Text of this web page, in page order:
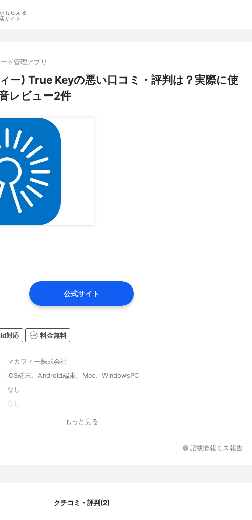
もらえる
サイト
ド管理アプリ
ー) True Keyの悪い口コミ・評判は？実際に使
レビュー2件
公式サイト
対応 料金無料
マカフィー株式会社
iOS端末、Android端末、Mac、WindowsPC
なし
なし
もっと見る
記載情報ミス報告
クチコミ・評判(2)